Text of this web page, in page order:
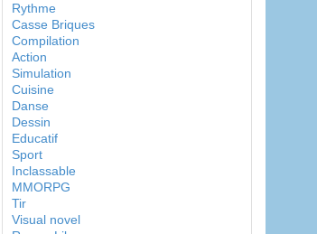
Rythme
Casse Briques
Compilation
Action
Simulation
Cuisine
Danse
Dessin
Educatif
Sport
Inclassable
MMORPG
Tir
Visual novel